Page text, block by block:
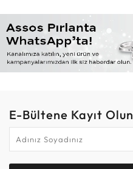
E-Bültene Kayıt Olun